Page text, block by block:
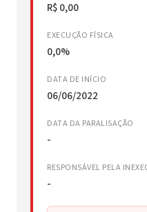
R$ 0,00
EXECUÇÃO FÍSICA
0,0%
DATA DE INÍCIO
06/06/2022
DATA DA PARALISAÇÃO
-
RESPONSÁVEL PELA
-